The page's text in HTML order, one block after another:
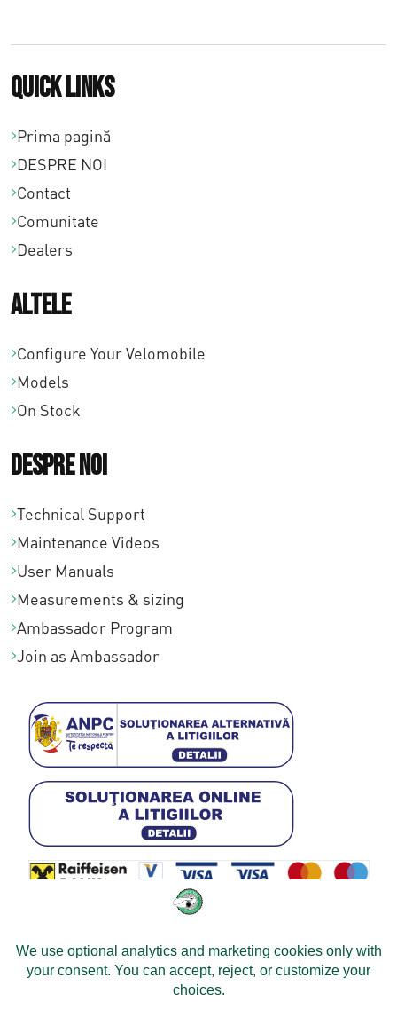
ă
8
,
0
0
Quick links
Prima pagină
DESPRE NOI
Contact
Comunitate
Dealers
Altele
Configure Your Velomobile
Models
On Stock
Despre noi
Technical Support
Maintenance Videos
User Manuals
Measurements & sizing
Ambassador Program
Join as Ambassador